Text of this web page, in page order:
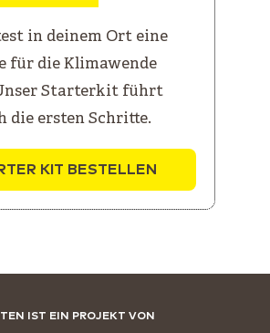
in deinem Ort eine
für die Klimawende
Starterkit führt
die ersten Schritte.
KIT BESTELLEN
IST EIN PROJEKT VON